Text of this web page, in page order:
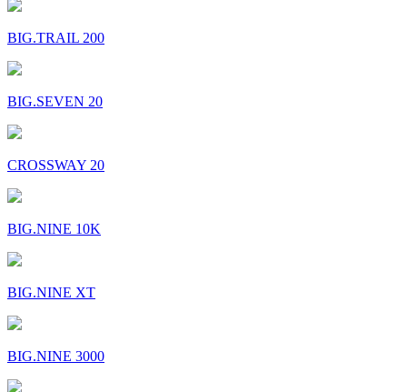
BIG.TRAIL 200
BIG.SEVEN 20
CROSSWAY 20
BIG.NINE 10K
BIG.NINE XT
BIG.NINE 3000